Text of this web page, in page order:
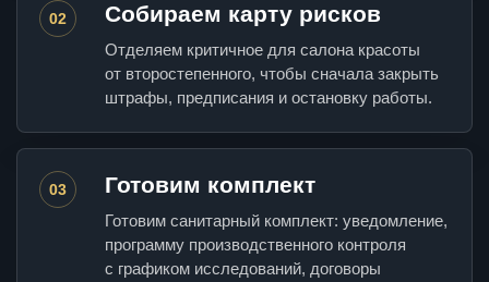
02 Собираем карту рисков
Отделяем критичное для салона красоты
от второстепенного, чтобы сначала закрыть
штрафы, предписания и остановку работы.
03 Готовим комплект
Готовим санитарный комплект: уведомление,
программу производственного контроля
с графиком исследований, договоры